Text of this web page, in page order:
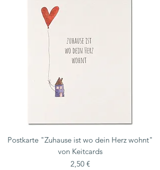
Postkarte "Zuhause ist wo dein Herz wohnt"
von Keitcards
Preis
2,50 €